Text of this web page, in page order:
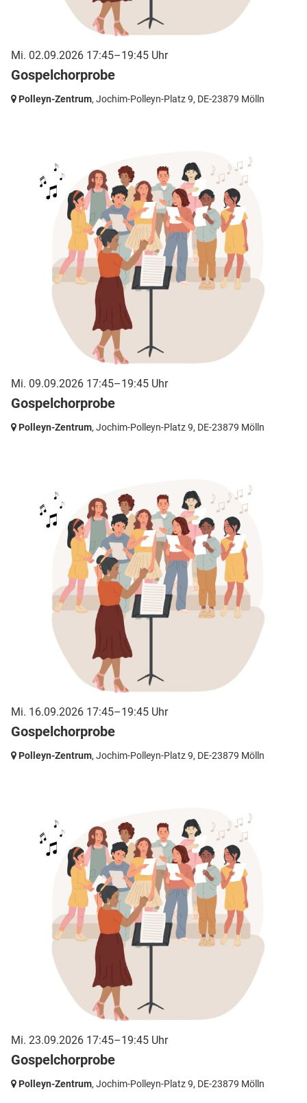
Mi. 02.09.2026 17:45–19:45 Uhr
Gospelchorprobe
Polleyn-Zentrum, Jochim-Polleyn-Platz 9, DE-23879 Mölln
Mi. 09.09.2026 17:45–19:45 Uhr
Gospelchorprobe
Polleyn-Zentrum, Jochim-Polleyn-Platz 9, DE-23879 Mölln
Mi. 16.09.2026 17:45–19:45 Uhr
Gospelchorprobe
Polleyn-Zentrum, Jochim-Polleyn-Platz 9, DE-23879 Mölln
Mi. 23.09.2026 17:45–19:45 Uhr
Gospelchorprobe
Polleyn-Zentrum, Jochim-Polleyn-Platz 9, DE-23879 Mölln